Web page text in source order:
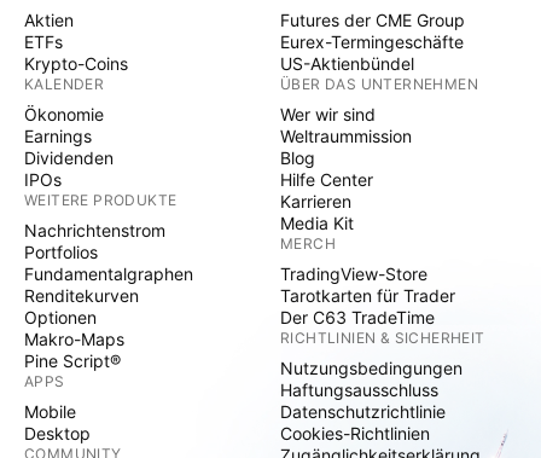
Aktien
ETFs
Krypto-Coins
KALENDER
Ökonomie
Earnings
Dividenden
IPOs
WEITERE PRODUKTE
Nachrichtenstrom
Portfolios
Fundamentalgraphen
Renditekurven
Optionen
Makro-Maps
Pine Script®
APPS
Mobile
Desktop
COMMUNITY
Futures der CME Group
Eurex-Termingeschäfte
US-Aktienbündel
ÜBER DAS UNTERNEHMEN
Wer wir sind
Weltraummission
Blog
Hilfe Center
Karrieren
Media Kit
MERCH
TradingView-Store
Tarotkarten für Trader
Der C63 TradeTime
RICHTLINIEN & SICHERHEIT
Nutzungsbedingungen
Haftungsausschluss
Datenschutzrichtlinie
Cookies-Richtlinien